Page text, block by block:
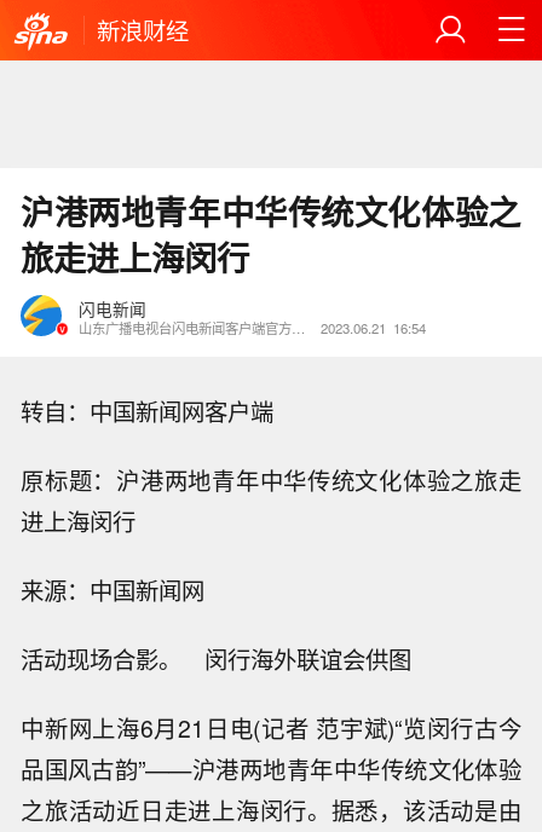
新浪财经
沪港两地青年中华传统文化体验之
旅走进上海闵行
闪电新闻
山东广播电视台闪电新闻客户端官方账号 2023.06.21 16:54
转自：中国新闻网客户端
原标题：沪港两地青年中华传统文化体验之旅走
进上海闵行
来源：中国新闻网
活动现场合影。 闵行海外联谊会供图
中新网上海6月21日电(记者 范宇斌)“览闵行古今
品国风古韵”——沪港两地青年中华传统文化体验
之旅活动近日走进上海闵行。据悉，该活动是由